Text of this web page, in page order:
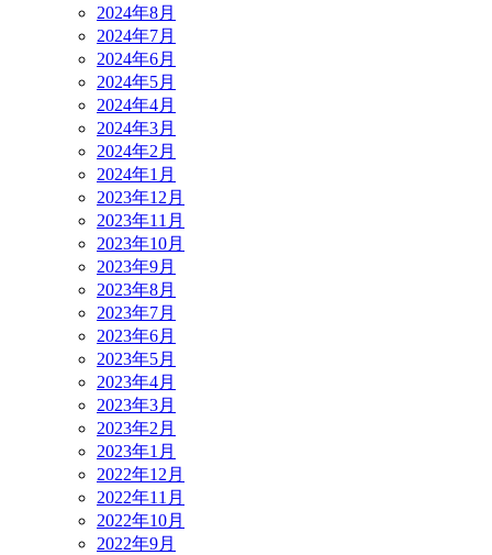
2024年8月
2024年7月
2024年6月
2024年5月
2024年4月
2024年3月
2024年2月
2024年1月
2023年12月
2023年11月
2023年10月
2023年9月
2023年8月
2023年7月
2023年6月
2023年5月
2023年4月
2023年3月
2023年2月
2023年1月
2022年12月
2022年11月
2022年10月
2022年9月